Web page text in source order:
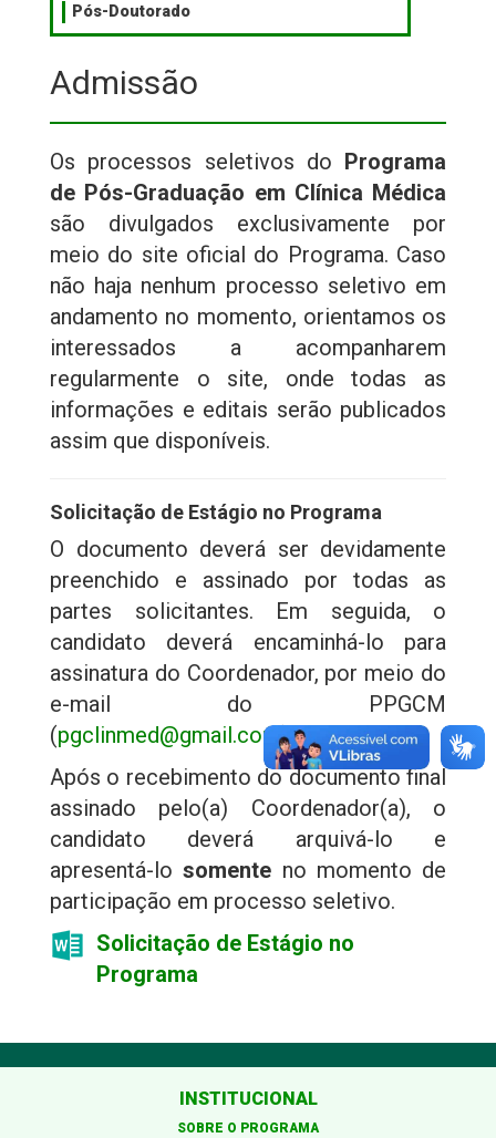
Pós-Doutorado
Admissão
Os processos seletivos do Programa
de Pós-Graduação em Clínica Médica
são divulgados exclusivamente por
meio do site oficial do Programa. Caso
não haja nenhum processo seletivo em
andamento no momento, orientamos os
interessados a acompanharem
regularmente o site, onde todas as
informações e editais serão publicados
assim que disponíveis.
Solicitação de Estágio no Programa
O documento deverá ser devidamente
preenchido e assinado por todas as
partes solicitantes. Em seguida, o
candidato deverá encaminhá-lo para
assinatura do Coordenador, por meio do
e-mail do PPGCM
(pgclinmed@gmail.com).
Após o recebimento do documento final
assinado pelo(a) Coordenador(a), o
candidato deverá arquivá-lo e
apresentá-losomente no momento de
participação em processo seletivo.
Solicitação de Estágio no
Programa
INSTITUCIONAL
SOBRE O PROGRAMA